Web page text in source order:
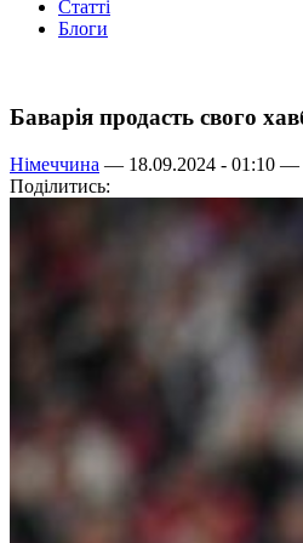
Статті
Блоги
Баварія продасть свого
Німеччина — 18.09.2024 - 01:10 —
Поділитись: